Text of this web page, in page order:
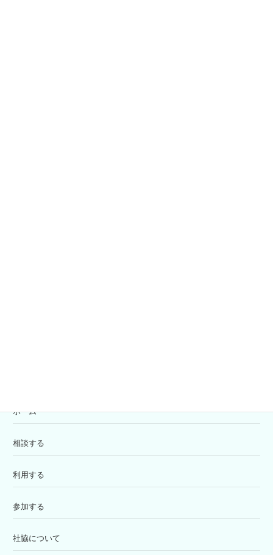
ホーム
相談する
利用する
参加する
社協について